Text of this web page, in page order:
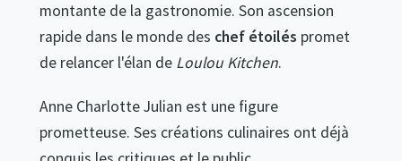
montante de la gastronomie. Son ascension
rapide dans le monde des chef étoilés promet
de relancer l'élan de Loulou Kitchen.
Anne Charlotte Julian est une figure
prometteuse. Ses créations culinaires ont déjà